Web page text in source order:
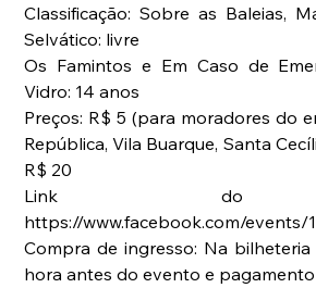
Classificação: Sobre as Baleias,
Selvático: livre
Os Famintos e Em Caso de
Vidro: 14 anos
Preços: R$ 5 (para moradores do
República, Vila Buarque, Santa
R$ 20
Link do
https://www.facebook.com/events/
Compra de ingresso: Na
hora antes do evento e